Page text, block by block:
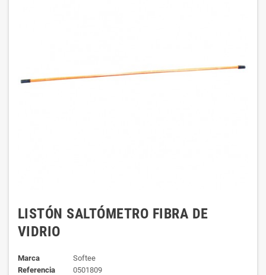
LISTÓN SALTÓMETRO FIBRA DE
VIDRIO
Marca
Softee
Referencia
0501809